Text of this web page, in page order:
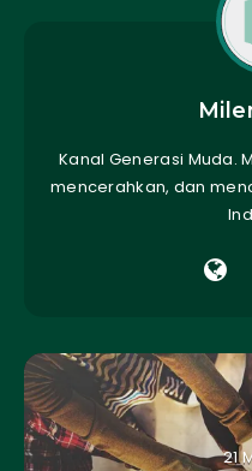
Kanal Generasi Muda.
mencerahkan, dan
21